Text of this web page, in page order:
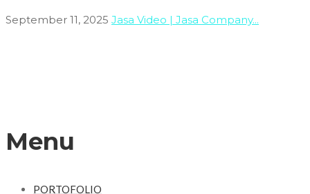
September 11, 2025 Jasa Video | Jasa Company...
Menu
PORTOFOLIO